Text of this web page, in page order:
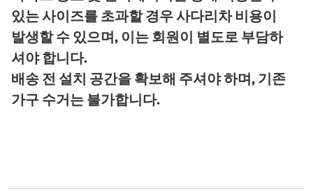
있는 사이즈를 초과할 경우 사다리차 비용이
발생할 수 있으며, 이는 회원이 별도로 부담하
셔야 합니다.
배송 전 설치 공간을 확보해 주셔야 하며, 기존
가구 수거는 불가합니다.